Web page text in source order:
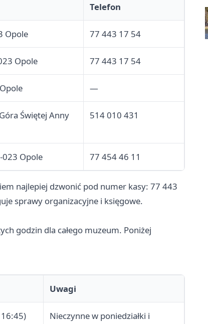
Telefon
Opole 77 443 17 54
Opole 77 443 17 54
—
Świętej Anny 514 010 431
023 Opole 77 454 46 11
najlepiej dzwonić pod numer kasy: 77 443
sprawy organizacyjne i księgowe.
godzin dla całego muzeum. Poniżej
Uwagi
Nieczynne w poniedziałki i